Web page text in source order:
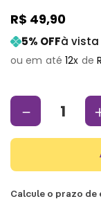
R$ 49,90
5% OFFà vista
12
－